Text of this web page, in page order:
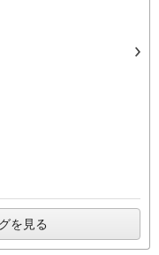
を見る